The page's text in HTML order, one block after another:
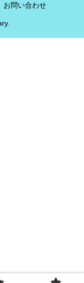
お問い合わせ